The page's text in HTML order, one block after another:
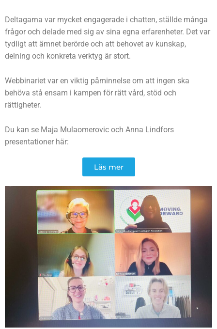
Deltagarna var mycket engagerade i chatten, ställde många
frågor och delade med sig av sina egna erfarenheter. Det var
tydligt att ämnet berörde och att behovet av kunskap,
delning och konkreta verktyg är stort.
Webbinariet var en viktig påminnelse om att ingen ska
behöva stå ensam i kampen för rätt vård, stöd och
rättigheter.
Du kan se Maja Mulaomerovic och Anna Lindfors
presentationer här:
Läs mer